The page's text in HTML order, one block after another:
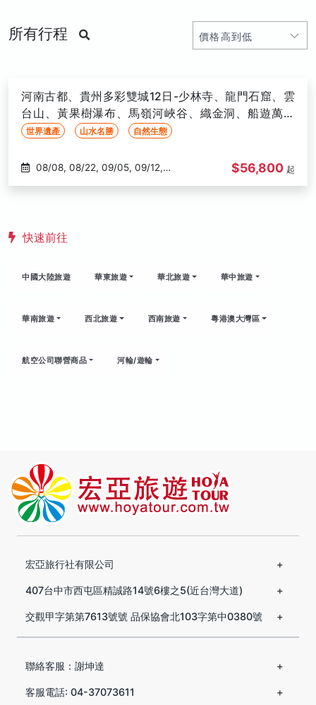
所有行程
快速前往
中國大陸旅遊 華東旅遊 華北旅遊 華中旅遊
華南旅遊 西北旅遊 西南旅遊 粵港澳大灣區
航空公司聯營商品 河輪/遊輪
河南古都、貴州多彩雙城12日-少林寺、龍門石窟、雲
台山、黃果樹瀑布、馬嶺河峽谷、織金洞、船遊萬峰
湖、三排椅(文化參訪)
世界遺產 山水名勝 自然生態
10/10, 10/24, 11/07, 11/14, 12/05,
$56,800 起
宏亞旅行社有限公司
407台中市西屯區精誠路14號6樓之5(近台灣大道)
交觀甲字第第7613號號 品保協會北103字第中0380號
聯絡客服：謝坤達
客服電話: 04-37073611